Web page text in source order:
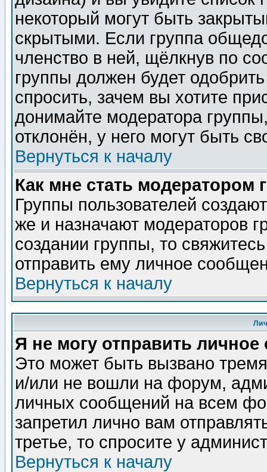
некоторый могут быть
скрытыми. Если группа
членство в ней, щёлкнув по
группы должен будет
спросить, зачем вы хотите
донимайте модератора
отклонён, у него могут быть
Вернуться к началу
Как мне стать модератором
Группы пользователей
же и назначают модераторов
создании группы, то
отправить ему личное
Вернуться к началу
Я не могу отправить
Это может быть вызвано
и/или не вошли на форум,
личных сообщений на всем
запретил лично вам
третье, то спросите у
Вернуться к началу